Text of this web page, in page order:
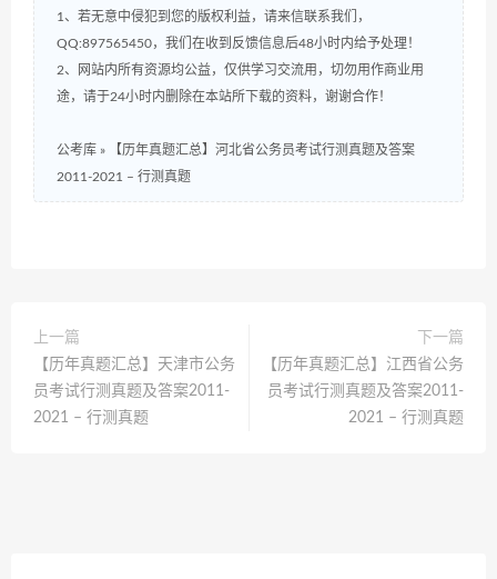
1、若无意中侵犯到您的版权利益，请来信联系我们，
QQ:897565450，我们在收到反馈信息后48小时内给予处理！
2、网站内所有资源均公益，仅供学习交流用，切勿用作商业用
途，请于24小时内删除在本站所下载的资料，谢谢合作！
公考库 »
【历年真题汇总】河北省公务员考试行测真题及答案
2011-2021 – 行测真题
上一篇
【历年真题汇总】天津市公务
员考试行测真题及答案2011-
2021 – 行测真题
下一篇
【历年真题汇总】江西省公务
员考试行测真题及答案2011-
2021 – 行测真题